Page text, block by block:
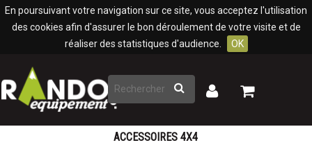
En poursuivant votre navigation sur ce site, vous acceptez l'utilisation
des cookies afin d'assurer le bon déroulement de votre visite et de
réaliser des statistiques d'audience.
OK
Rechercher
Mon
Mon
ACCESSOIRES 4X4
Panneau de gestion des cookies